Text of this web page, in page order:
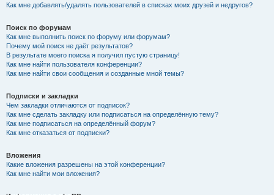
Как мне добавлять/удалять пользователей в списках моих друзей и недругов?
Поиск по форумам
Как мне выполнить поиск по форуму или форумам?
Почему мой поиск не даёт результатов?
В результате моего поиска я получил пустую страницу!
Как мне найти пользователя конференции?
Как мне найти свои сообщения и созданные мной темы?
Подписки и закладки
Чем закладки отличаются от подписок?
Как мне сделать закладку или подписаться на определённую тему?
Как мне подписаться на определённый форум?
Как мне отказаться от подписки?
Вложения
Какие вложения разрешены на этой конференции?
Как мне найти мои вложения?